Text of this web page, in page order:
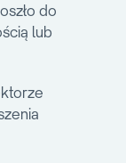
do
lub